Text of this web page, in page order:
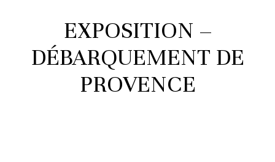
EXPOSITION –
DÉBARQUEMENT DE
PROVENCE